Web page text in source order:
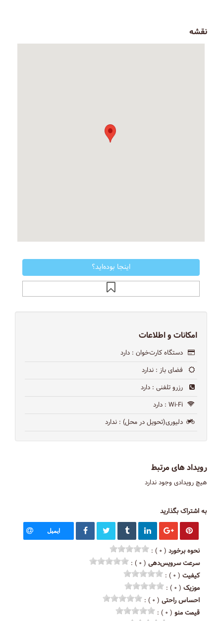
نقشه
اینجا بوده‌اید؟
امکانات و اطلاعات
دستگاه کارت‌خوان : دارد
فضای باز : ندارد
رزرو تلفنی : دارد
Wi-Fi : دارد
دلیوری(تحویل در محل) : ندارد
رویداد های مرتبط
هیچ رویدادی وجود ندارد
به اشتراک بگذارید
ایمیل
نحوه برخورد ( ۰ ) :
سرعت سرویس‌دهی ( ۰ ) :
کیفیت ( ۰ ) :
موزیک ( ۰ ) :
احساس راحتی ( ۰ ) :
قیمت منو ( ۰ ) :